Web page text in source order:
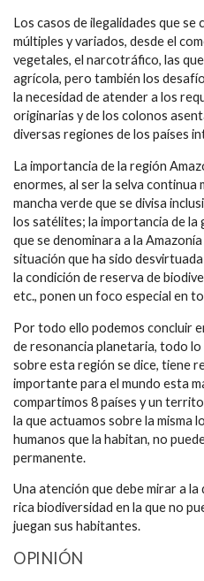
Los casos de ilegalidades que se
múltiples y variados, desde el
vegetales, el narcotráfico, las
agrícola, pero también los
la necesidad de atender a los
originarias y de los colonos
diversas regiones de los países
La importancia de la región
enormes, al ser la selva continua
mancha verde que se divisa
los satélites; la importancia de la
que se denominara a la
situación que ha sido
la condición de reserva de
etc., ponen un foco especial en
Por todo ello podemos concluir
de resonancia planetaria, todo
sobre esta región se dice, tiene
importante para el mundo esta
compartimos 8 países y un
la que actuamos sobre la misma
humanos que la habitan, no
permanente.
Una atención que debe mirar a
rica biodiversidad en la que no
juegan sus habitantes.
OPINIÓN